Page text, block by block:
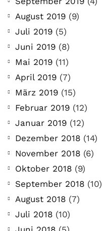
August 2019 (9)
Juli 2019 (5)
Juni 2019 (8)
Mai 2019 (11)
April 2019 (7)
März 2019 (15)
Februar 2019 (12)
Januar 2019 (12)
Dezember 2018 (14)
November 2018 (6)
Oktober 2018 (9)
September 2018 (10)
August 2018 (7)
Juli 2018 (10)